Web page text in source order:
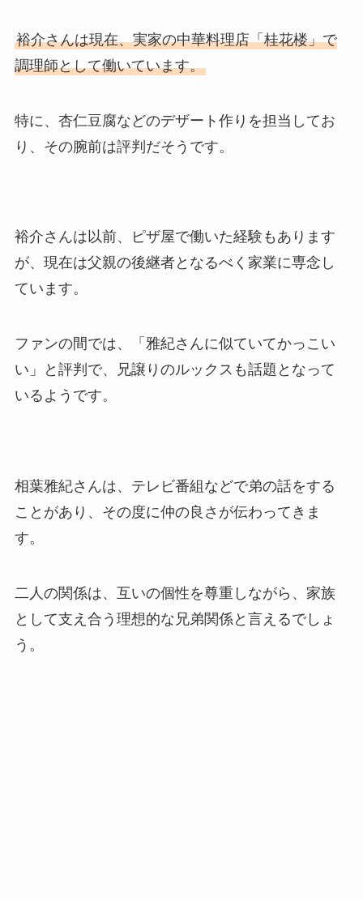
裕介さんは現在、実家の中華料理店「桂花楼」で
調理師として働いています。
特に、杏仁豆腐などのデザート作りを担当してお
り、その腕前は評判だそうです。
裕介さんは以前、ピザ屋で働いた経験もあります
が、現在は父親の後継者となるべく家業に専念し
ています。
ファンの間では、「雅紀さんに似ていてかっこい
い」と評判で、兄譲りのルックスも話題となって
いるようです。
相葉雅紀さんは、テレビ番組などで弟の話をする
ことがあり、その度に仲の良さが伝わってきま
す。
二人の関係は、互いの個性を尊重しながら、家族
として支え合う理想的な兄弟関係と言えるでしょ
う。